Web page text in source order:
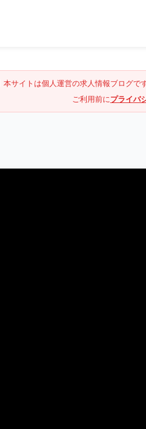
本サイトは個人運営の求人情報ブログで
ご利用前にプライバ